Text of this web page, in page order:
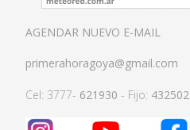
AGENDAR NUEVO E-MAIL
primerahoragoya@gmail.com
Cel: 3777- 621930 - Fijo: 432502